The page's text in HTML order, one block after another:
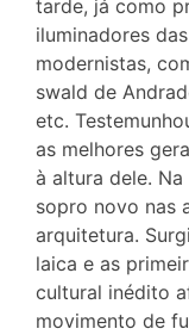
tarde, já como
iluminadores
modernistas,
swald de
etc.
as melhores
à altura dele.
sopro novo nas
arquitetura.
laica e as
cultural inédito
movimento de